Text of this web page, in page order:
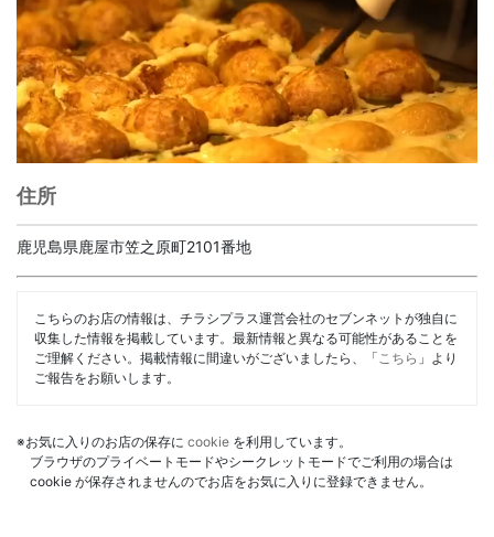
住所
鹿児島県鹿屋市笠之原町2101番地
こちらのお店の情報は、チラシプラス運営会社のセブンネットが独自に
収集した情報を掲載しています。最新情報と異なる可能性があることを
ご理解ください。掲載情報に間違いがございましたら、「 こちら 」より
ご報告をお願いします。
※お気に入りのお店の保存に cookie を利用しています。
ブラウザのプライベートモードやシークレットモードでご利用の場合は
cookie が保存されませんのでお店をお気に入りに登録できません。